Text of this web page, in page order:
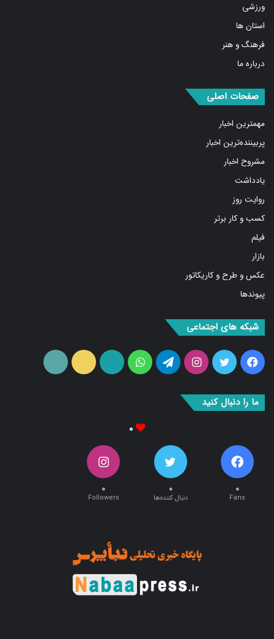
استان ها
فرهنگ و هنر
درباره ما
مهمترین اخبار
پربیننده‌ترین اخبار
مشروح اخبار
یادداشت
روایت روز
کسب و کار برتر
فیلم
بازار
عکس و طرح و کاریکاتور
پیوندها
فیس
بوک
توییتراینستاگرامتلگرامواتس
آپ
آپارات ایتا